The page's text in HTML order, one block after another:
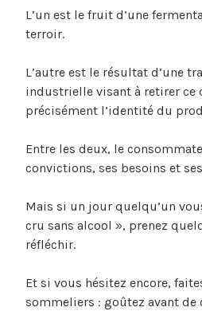
L’un est le fruit d’une
terroir.
L’autre est le résultat d’une
industrielle visant à retirer ce
précisément l’identité du
Entre les deux, le
convictions, ses besoins et
Mais si un jour quelqu’un
cru sans alcool », prenez
réfléchir.
Et si vous hésitez encore,
sommeliers : goûtez avant de